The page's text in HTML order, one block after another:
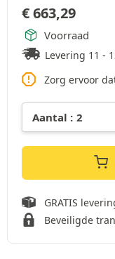
€663,29
Voorraad
Levering 11 -
Zorg ervoor
GRATIS
Beveiligde